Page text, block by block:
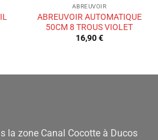
ABREUVOIR
ABREUVOIR AUTOMATIQUE
50CM 8 TROUS VIOLET
16,90€
la zone Canal Cocotte à Ducos